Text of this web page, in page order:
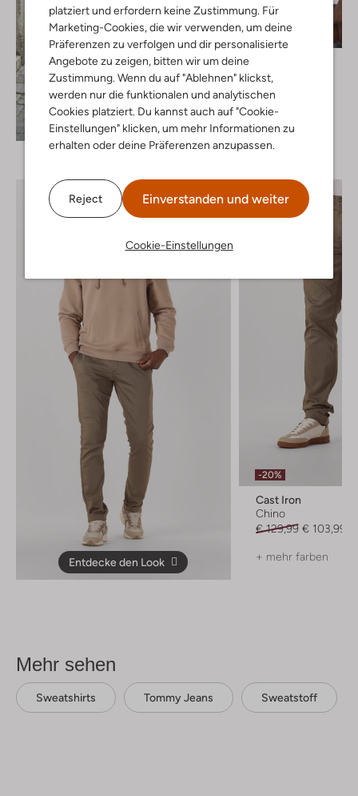
platziert und erfordern keine Zustimmung. Für
Marketing-Cookies, die wir verwenden, um deine
Präferenzen zu verfolgen und dir personalisierte
Angebote zu zeigen, bitten wir um deine
Zustimmung. Wenn du auf "Ablehnen" klickst,
werden nur die funktionalen und analytischen
Cookies platziert. Du kannst auch auf "Cookie-
Einstellungen" klicken, um mehr Informationen zu
erhalten oder deine Präferenzen anzupassen.
Reject Einverstanden und weiter
Cookie-Einstellungen
Entdecke den Look
T-shirt
€ 39,99
+ mehr farben
Entdecke den Look
-20%
Cast Iron
Chino
€ 129,99 € 103,99
+ mehr farben
Mehr sehen
Sweatshirts Tommy Jeans Sweatstoff